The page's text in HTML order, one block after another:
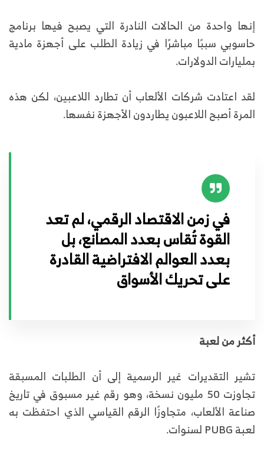
إنها واحدة من الحالات النادرة التي يصبح فيها برنامج
حاسوبي سببًا مباشرًا في زيادة الطلب على أجهزة مادية
بمليارات الدولارات.
لقد اعتادت شركات الألعاب أن تطارد اللاعبين، لكن هذه
المرة أصبح اللاعبون يطاردون الأجهزة نفسها.
في زمن الاقتصاد الرقمي، لم تعد
القوة تُقاس بعدد المصانع، بل
بعدد العوالم الافتراضية القادرة
على تحريك الأسواق
أكثر من لعبة
تشير التقديرات غير الرسمية إلى أن الطلبات المسبقة
تجاوزت 50 مليون نسخة، وهو رقم غير مسبوق في تاريخ
صناعة الألعاب، متجاوزًا الرقم القياسي الذي احتفظت به
لعبة PUBG لسنوات.